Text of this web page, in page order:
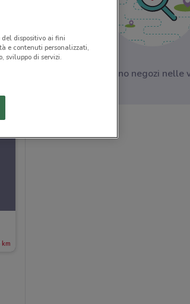
Non ci sono negozi nelle
dispositivo ai fini
e contenuti personalizzati,
sviluppo di servizi.